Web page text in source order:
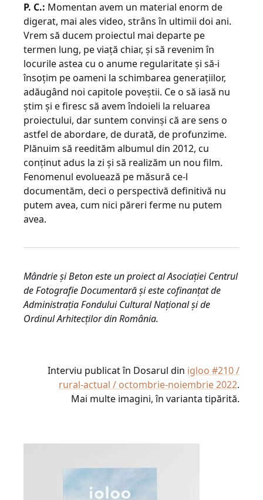
P. C.: Momentan avem un material enorm de
digerat, mai ales video, strâns în ultimii doi ani.
Vrem să ducem proiectul mai departe pe
termen lung, pe viață chiar, și să revenim în
locurile astea cu o anume regularitate și să-i
însoțim pe oameni la schimbarea generațiilor,
adăugând noi capitole poveștii. Ce o să iasă nu
știm și e firesc să avem îndoieli la reluarea
proiectului, dar suntem convinși că are sens o
astfel de abordare, de durată, de profunzime.
Plănuim să reedităm albumul din 2012, cu
conținut adus la zi și să realizăm un nou film.
Fenomenul evoluează pe măsură ce-l
documentăm, deci o perspectivă definitivă nu
putem avea, cum nici păreri ferme nu putem
avea.
Mândrie și Beton este un proiect al Asociației Centrul
de Fotografie Documentară și este cofinanțat de
Administrația Fondului Cultural Național și de
Ordinul Arhitecților din România.
Interviu publicat în Dosarul din igloo #210 /
rural-actual / octombrie-noiembrie 2022.
Mai multe imagini, în varianta tipărită.